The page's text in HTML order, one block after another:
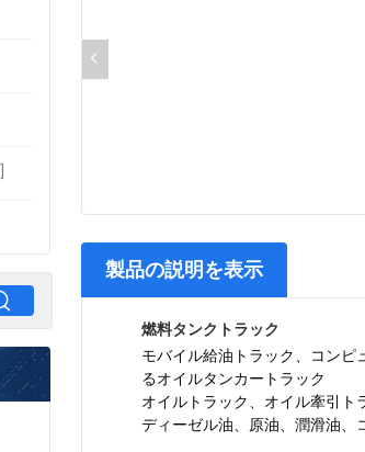
製品の説明を表示
燃料タンクトラック
モバイル給油トラック、コンピ
るオイルタンカートラック
オイルトラック、オイル牽引ト
ディーゼル油、原油、潤滑油、